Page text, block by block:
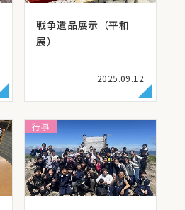
戦争遺品展示（平和
展）
2025.09.12
行事